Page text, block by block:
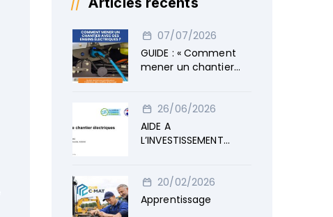
07/07/2026
GUIDE : « Comment
mener un chantier
26/06/2026
AIDE A
L’INVESTISSEMENT
20/02/2026
Apprentissage